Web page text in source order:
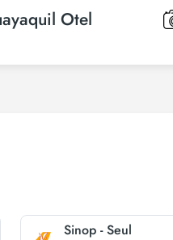
Otel
Sinop - Seul